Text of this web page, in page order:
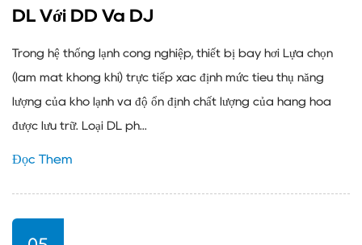
DL Với DD Và DJ
Trong hệ thống lạnh công nghiệp, thiết bị bay hơi Lựa chọn
(làm mát không khí) trực tiếp xác định mức tiêu thụ năng
lượng của kho lạnh và độ ổn định chất lượng của hàng hóa
được lưu trữ. Loại DL ph...
Đọc Thêm